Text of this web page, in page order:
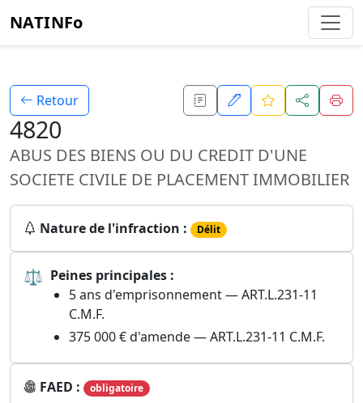
NATINFo
Retour
4820
ABUS DES BIENS OU DU CREDIT D'UNE
SOCIETE CIVILE DE PLACEMENT IMMOBILIER
Nature de l'infraction : Délit
⚖ Peines principales :
5 ans d'emprisonnement — ART.L.231-11
C.M.F.
375 000 € d'amende — ART.L.231-11 C.M.F.
FAED : obligatoire